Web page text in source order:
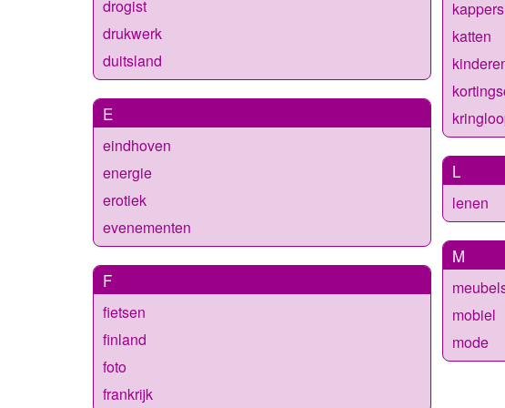
drogist
drukwerk
duitsland
E
eindhoven
energie
erotiek
evenementen
F
fietsen
finland
foto
frankrijk
kappers
katten
L
lenen
M
mobiel
mode